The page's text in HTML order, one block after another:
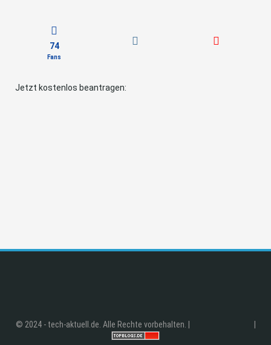
74
Fans
Jetzt kostenlos beantragen:
© 2024 - tech-aktuell.de. Alle Rechte vorbehalten. |